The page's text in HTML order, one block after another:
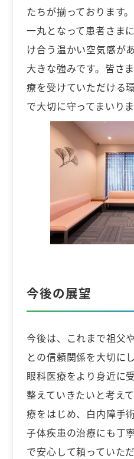
たちが揃っております
一丸となって患者さま
け合う温かい空気感が
大きな強みです。皆さ
療を受けていただける
で大切に守ってまいりま
今後の展望
今後は、これまで祖父
との信頼関係を大切に
眼科医療をより身近に
整えていきたいと考え
療をはじめ、白内障手
子体疾患の治療にも丁
で安心して頼っていた